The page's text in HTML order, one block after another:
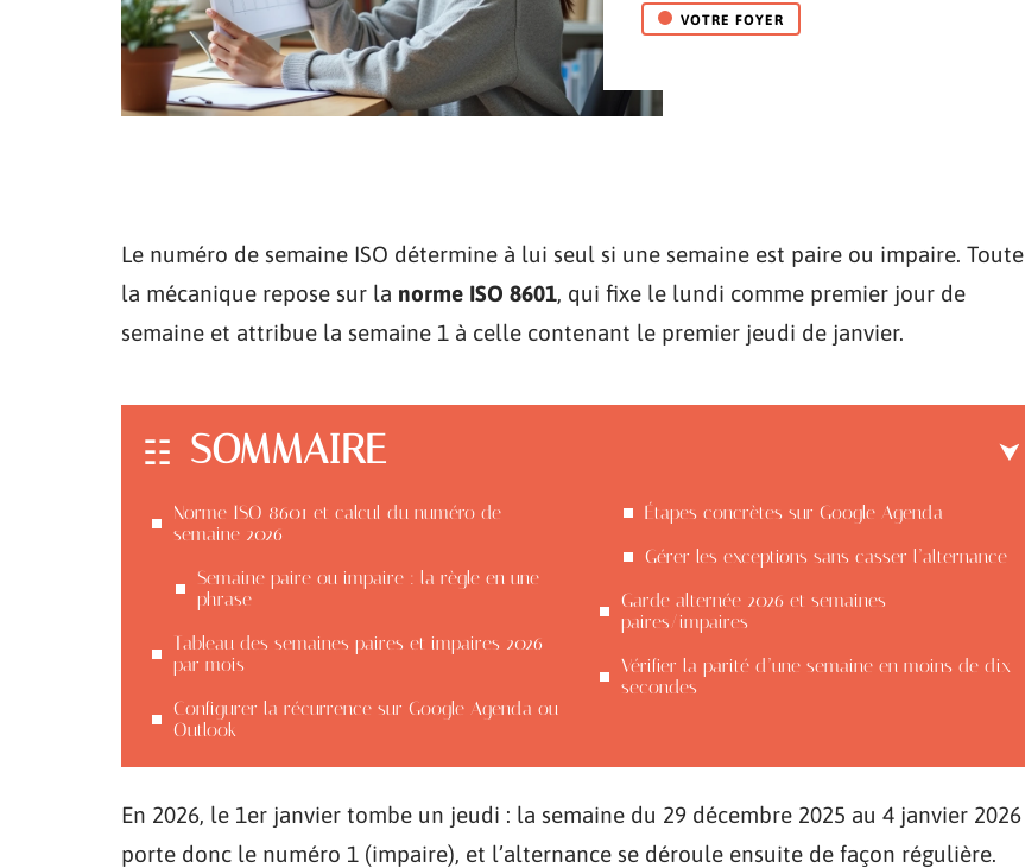
VOTRE FOYER
Le numéro de semaine ISO détermine à lui seul si une semaine est paire ou impaire. Toute
la mécanique repose sur la norme ISO 8601, qui fixe le lundi comme premier jour de
semaine et attribue la semaine 1 à celle contenant le premier jeudi de janvier.
SOMMAIRE
Norme ISO 8601 et calcul du numéro de
semaine 2026
Semaine paire ou impaire : la règle en une
phrase
Tableau des semaines paires et impaires 2026
par mois
Configurer la récurrence sur Google Agenda ou
Outlook
Étapes concrètes sur Google Agenda
Gérer les exceptions sans casser l’alternance
Garde alternée 2026 et semaines
paires/impaires
Vérifier la parité d’une semaine en moins de dix
secondes
En 2026, le 1er janvier tombe un jeudi : la semaine du 29 décembre 2025 au 4 janvier 2026
porte donc le numéro 1 (impaire), et l’alternance se déroule ensuite de façon régulière.